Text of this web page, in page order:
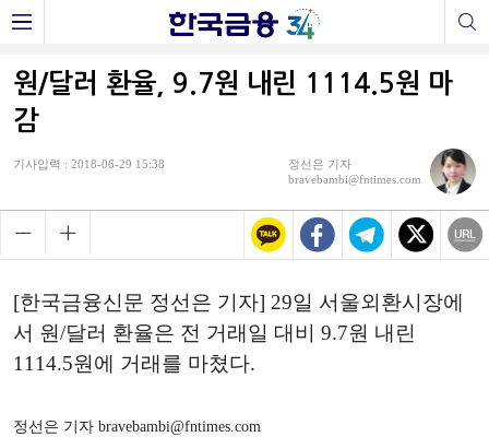
원/달러 환율, 9.7원 내린 1114.5원 마
감
기사입력 : 2018-06-29 15:38
정선은 기자
bravebambi@fntimes.com
[한국금융신문 정선은 기자] 29일 서울외환시장에
서 원/달러 환율은 전 거래일 대비 9.7원 내린
1114.5원에 거래를 마쳤다.
정선은 기자 bravebambi@fntimes.com